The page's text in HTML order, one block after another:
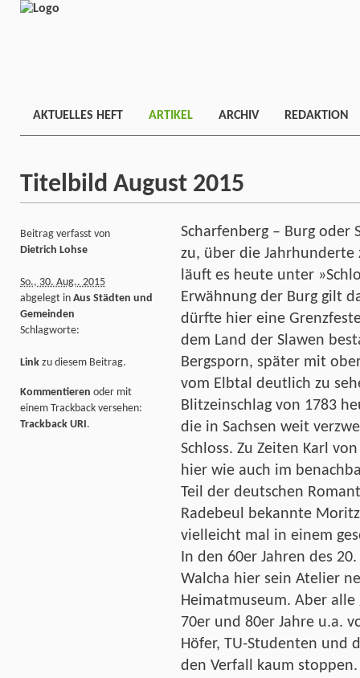
AKTUELLES HEFT ARTIKEL ARCHIV REDAKTION
Titelbild August 2015
Scharfenberg – Burg oder
zu, über die Jahrhunderte
läuft es heute unter
Erwähnung der Burg gilt
dürfte hier eine
dem Land der Slawen
Bergsporn, später mit
vom Elbtal deutlich zu
Blitzeinschlag von 1783
die in Sachsen weit
Schloss. Zu Zeiten Karl
hier wie auch im
Teil der deutschen
Radebeul bekannte
vielleicht mal in einem
In den 60er Jahren des
Walcha hier sein Atelier
Heimatmuseum. Aber
70er und 80er Jahre u.a.
Höfer, TU-Studenten und
den Verfall kaum
Beitrag verfasst von
Dietrich Lohse
So., 30. Aug.. 2015
abgelegt in Aus Städten und
Gemeinden
Schlagworte:
Link zu diesem Beitrag.
Kommentieren oder mit
einem Trackback versehen:
Trackback URI.